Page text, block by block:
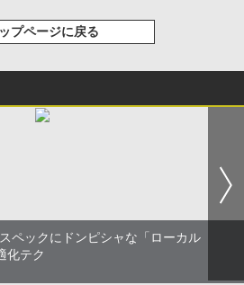
プページに戻る
ペックにドンピシャな「ローカル
化テク